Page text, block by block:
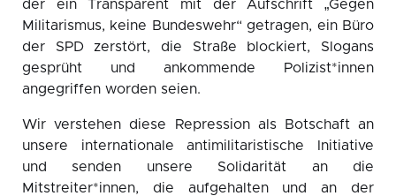
der ein Transparent mit der Aufschrift „Gegen
Militarismus, keine Bundeswehr“ getragen, ein Büro
der SPD zerstört, die Straße blockiert, Slogans
gesprüht und ankommende Polizist*innen
angegriffen worden seien.
Wir verstehen diese Repression als Botschaft an
unsere internationale antimilitaristische Initiative
und senden unsere Solidarität an die
Mitstreiter*innen, die aufgehalten und an der